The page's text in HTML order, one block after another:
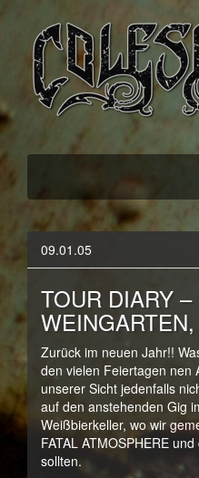
Coleslaw
Official Webpage
09.01.05
TOUR DIARY –
Zurück im neuen Jahr!!
den vielen Feiertagen nen
unserer Sicht jedenfalls
auf den anstehenden Gig
Weißbierkeller, wo wir
FATAL ATMOSPHERE
sollten.